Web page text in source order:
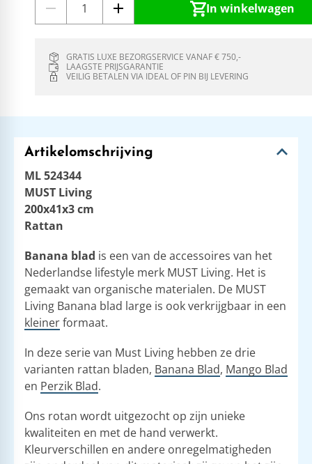
In winkelwagen
GRATIS LUXE BEZORGSERVICE VANAF € 750,-
LAAGSTE PRIJSGARANTIE
VEILIG BETALEN VIA IDEAL OF PIN BIJ LEVERING
Artikelomschrijving
ML 524344
MUST Living
200x41x3 cm
Rattan
Banana blad is een van de accessoires van het
Nederlandse lifestyle merk MUST Living. Het is
gemaakt van organische materialen. De MUST
Living Banana blad large is ook verkrijgbaar in een
kleinerformaat.
In deze serie van Must Living hebben ze drie
varianten rattan bladen, Banana Blad, Mango Blad
en Perzik Blad.
Ons rotan wordt uitgezocht op zijn unieke
kwaliteiten en met de hand verwerkt.
Kleurverschillen en andere onregelmatigheden